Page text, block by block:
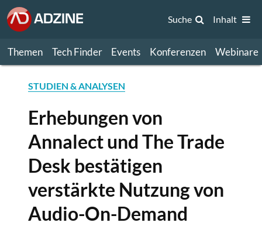
Themen Tech Finder Events Konferenzen Webinare
Suche Inhalt
STUDIEN & ANALYSEN
Erhebungen von
Annalect und The Trade
Desk bestätigen
verstärkte Nutzung von
Audio-On-Demand